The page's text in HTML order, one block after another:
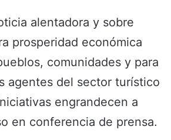
alentadora y sobre
prosperidad económica
comunidades y para
agentes del sector turístico
engrandecen a
en conferencia de prensa.